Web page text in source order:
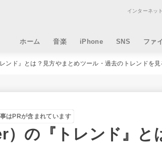
インターネッ
ホーム 音楽 iPhone SNS ファ
ンド』とは？見方やまとめツール・過去のトレンドを
はPRが含まれています
）の『トレンド』と